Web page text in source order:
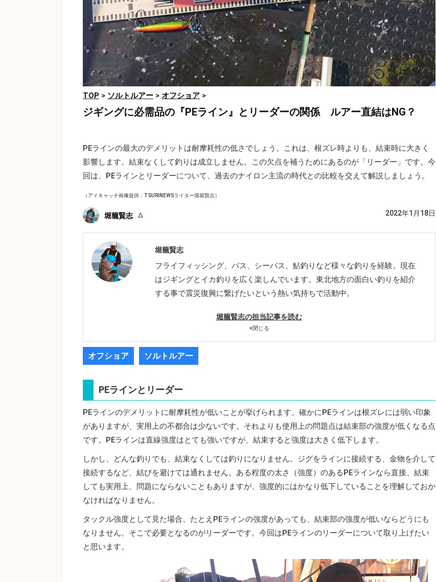
TOP > ソルトルアー > オフショア >
ジギングに必需品の『PEライン』とリーダーの関係 ルアー直結はNG？
PEラインの最大のデメリットは耐摩耗性の低さでしょう。これは、根ズレ時よりも、結束時に大きく
影響します。結束なくして釣りは成立しません。この欠点を補うためにあるのが「リーダー」です。今
回は、PEラインとリーダーについて、過去のナイロン主流の時代との比較を交えて解説しましょう。
（アイキャッチ画像提供：TSURINEWSライター堀籠賢志）
堀籠賢志 2022年1月18日
堀籠賢志
フライフィッシング、バス、シーバス、鮎釣りなど様々な釣りを経験。現在
はジギングとイカ釣りを広く楽しんでいます。東北地方の面白い釣りを紹介
する事で震災復興に繋げたいという熱い気持ちで活動中。
堀籠賢志の担当記事を読む
×閉じる
オフショア ソルトルアー
PEラインとリーダー
PEラインのデメリットに耐摩耗性が低いことが挙げられます。確かにPEラインは根ズレには弱い印象
がありますが、実用上の不都合は少ないです。それよりも使用上の問題点は結束部の強度が低くなる点
です。PEラインは直線強度はとても強いですが、結束すると強度は大きく低下します。
しかし、どんな釣りでも、結束なくしては釣りになりません。ジグをラインに接続する、金物を介して
接続するなど、結びを避けては通れません。ある程度の太さ（強度）のあるPEラインなら直接、結束
しても実用上、問題にならないこともありますが、強度的にはかなり低下していることを理解しておか
なければなりません。
タックル強度として見た場合、たとえPEラインの強度があっても、結束部の強度が低いならどうにも
なりません。そこで必要となるのがリーダーです。今回はPEラインのリーダーについて取り上げたい
と思います。